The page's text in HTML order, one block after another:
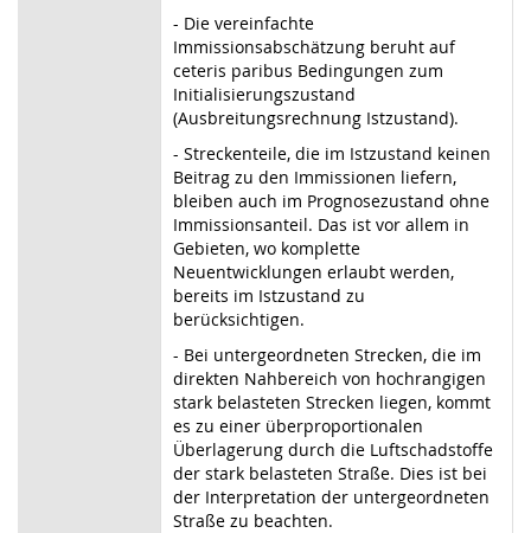
- Die vereinfachte
Immissionsabschätzung beruht auf
ceteris paribus Bedingungen zum
Initialisierungszustand
(Ausbreitungsrechnung Istzustand).
- Streckenteile, die im Istzustand keinen
Beitrag zu den Immissionen liefern,
bleiben auch im Prognosezustand ohne
Immissionsanteil. Das ist vor allem in
Gebieten, wo komplette
Neuentwicklungen erlaubt werden,
bereits im Istzustand zu
berücksichtigen.
- Bei untergeordneten Strecken, die im
direkten Nahbereich von hochrangigen
stark belasteten Strecken liegen, kommt
es zu einer überproportionalen
Überlagerung durch die Luftschadstoffe
der stark belasteten Straße. Dies ist bei
der Interpretation der untergeordneten
Straße zu beachten.